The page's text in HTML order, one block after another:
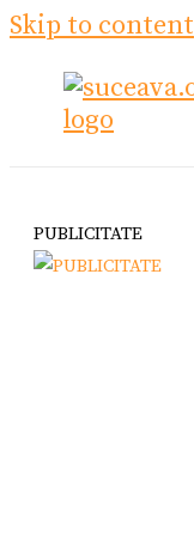
Skip to content
PUBLICITATE